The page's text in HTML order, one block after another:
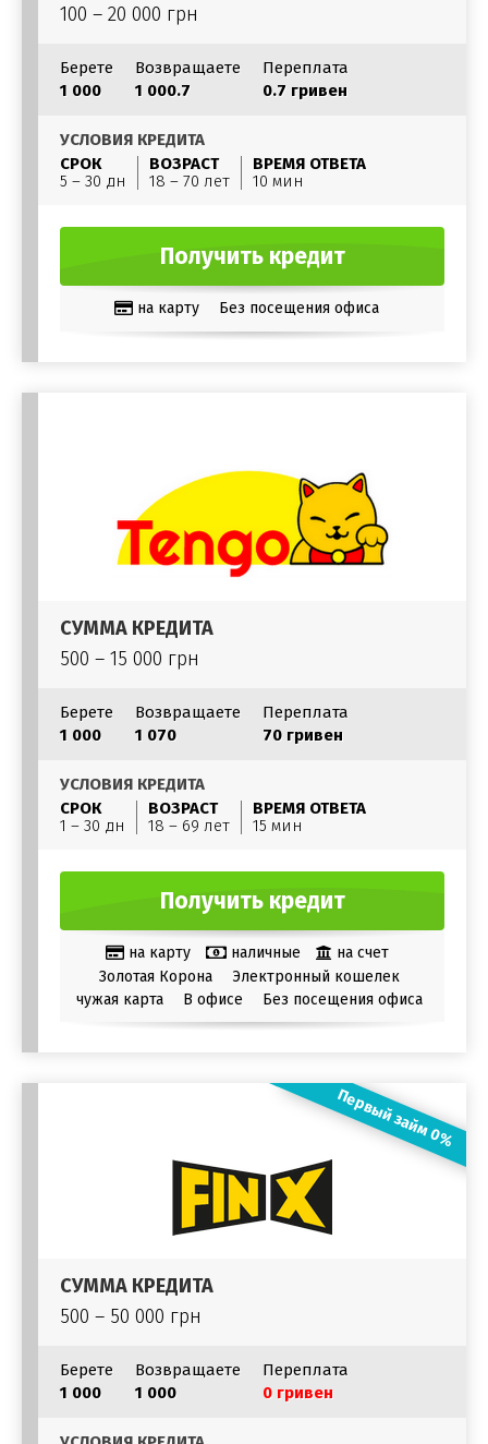
100 – 20 000 грн
Берете
1 000
Возвращаете
1 000.7
Переплата
0.7 гривен
УСЛОВИЯ КРЕДИТА
СРОК
5 – 30 дн
ВОЗРАСТ
18 – 70 лет
ВРЕМЯ ОТВЕТА
10 мин
Получить кредит
на карту Без посещения офиса
СУММА КРЕДИТА
500 – 15 000 грн
Берете
1 000
Возвращаете
1 070
Переплата
70 гривен
УСЛОВИЯ КРЕДИТА
СРОК
1 – 30 дн
ВОЗРАСТ
18 – 69 лет
ВРЕМЯ ОТВЕТА
15 мин
Получить кредит
на карту наличные
на счет
Золотая Корона
Электронный кошелек
чужая карта
В офисе Без посещения офиса
СУММА КРЕДИТА
500 – 50 000 грн
Берете
1 000
Возвращаете
1 000
Переплата
0 гривен
Первый займ 0%